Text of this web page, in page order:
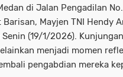
di Jalan Pengadilan
Mayjen TNI Hendy
(19/1/2026).
menjadi momen
pengabdian mereka